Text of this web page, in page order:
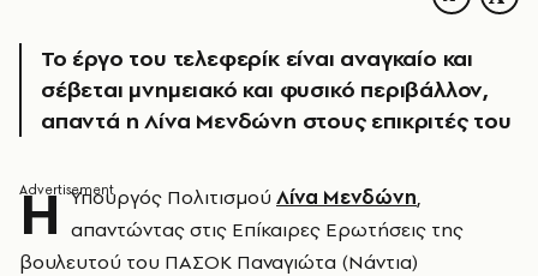
Το έργο του τελεφερίκ είναι αναγκαίο και
σέβεται μνημειακό και φυσικό περιβάλλον,
απαντά η Λίνα Μενδώνη στους επικριτές του
Η Υπουργός Πολιτισμού Λίνα Μενδώνη,
απαντώντας στις Επίκαιρες Ερωτήσεις της
βουλευτού του ΠΑΣΟΚ Παναγιώτα (Νάντια)